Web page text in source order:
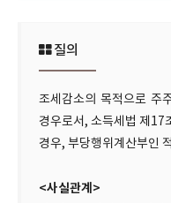
질의
조세감소의 목적으로 주
경우로서, 소득세법 제17
경우, 부당행위계산부인
<사실관계>